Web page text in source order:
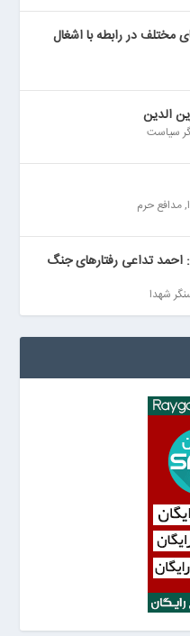
مختلف در رابطه با اشغال
سیاست
,مدافع حرم
احمد تداعی رفتارهای جنگ
شهدا